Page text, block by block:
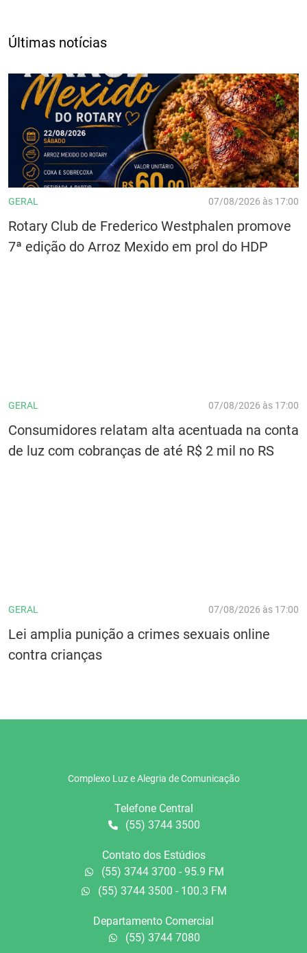
Últimas notícias
GERAL 07/08/2026 às 17:00
Rotary Club de Frederico Westphalen promove
7ª edição do Arroz Mexido em prol do HDP
GERAL 07/08/2026 às 17:00
Consumidores relatam alta acentuada na conta
de luz com cobranças de até R$ 2 mil no RS
GERAL 07/08/2026 às 17:00
Lei amplia punição a crimes sexuais online
contra crianças
Complexo Luz e Alegria de Comunicação
Telefone Central
(55) 3744 3500
Contato dos Estúdios
(55) 3744 3700 - 95.9 FM
(55) 3744 3500 - 100.3 FM
Departamento Comercial
(55) 3744 7080